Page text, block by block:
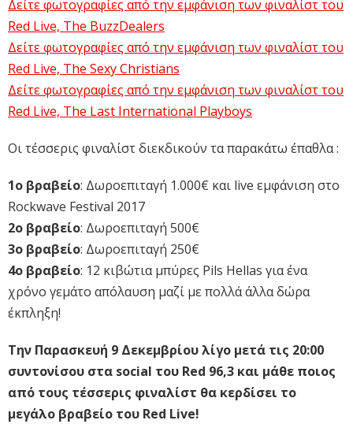
Δείτε φωτογραφίες από την εμφάνιση των φιναλίστ του
Red Live, The BuzzDealers
Δείτε φωτογραφίες από την εμφάνιση των φιναλίστ του
Red Live, The Sexy Christians
Δείτε φωτογραφίες από την εμφάνιση των φιναλίστ του
Red Live, The Last International Playboys
Οι τέσσερις φιναλίστ διεκδικούν τα παρακάτω έπαθλα :
1ο βραβείο: Δωροεπιταγή 1.000€ και live εμφάνιση στο
Rockwave Festival 2017
2ο βραβείο: Δωροεπιταγή 500€
3ο βραβείο: Δωροεπιταγή 250€
4ο βραβείο: 12 κιβώτια μπύρες Pils Hellas για ένα
χρόνο γεμάτο απόλαυση μαζί με πολλά άλλα δώρα
έκπληξη!
Την Παρασκευή 9 Δεκεμβρίου λίγο μετά τις 20:00
συντονίσου στα social του Red 96,3 και μάθε ποιος
από τους τέσσερις φιναλίστ θα κερδίσει το
μεγάλο βραβείο του Red Live!